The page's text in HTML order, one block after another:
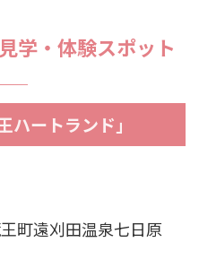
学・体験スポット
ハートランド」
町遠刈田温泉七日原